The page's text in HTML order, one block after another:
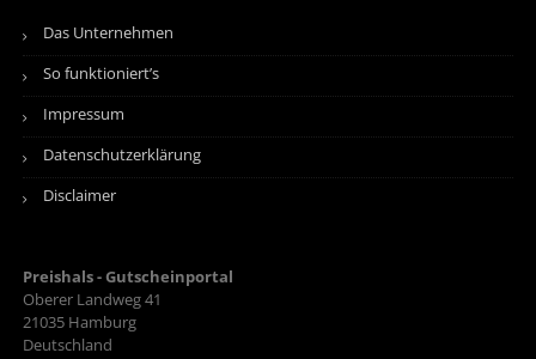
Das Unternehmen
So funktioniert’s
Impressum
Datenschutzerklärung
Disclaimer
Preishals - Gutscheinportal
Oberer Landweg 41
21035 Hamburg
Deutschland